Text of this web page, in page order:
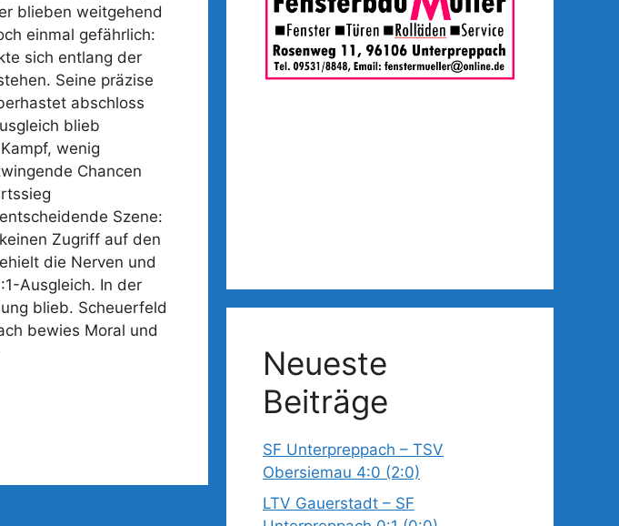
blieben weitgehend
einmal gefährlich:
sich entlang der
Seine präzise
abschloss
blieb
wenig
Chancen
Szene:
Zugriff auf den
die Nerven und
Ausgleich. In der
blieb. Scheuerfeld
bewies Moral und
Neueste
Beiträge
SF Unterpreppach – TSV
Obersiemau 4:0 (2:0)
LTV Gauerstadt – SF